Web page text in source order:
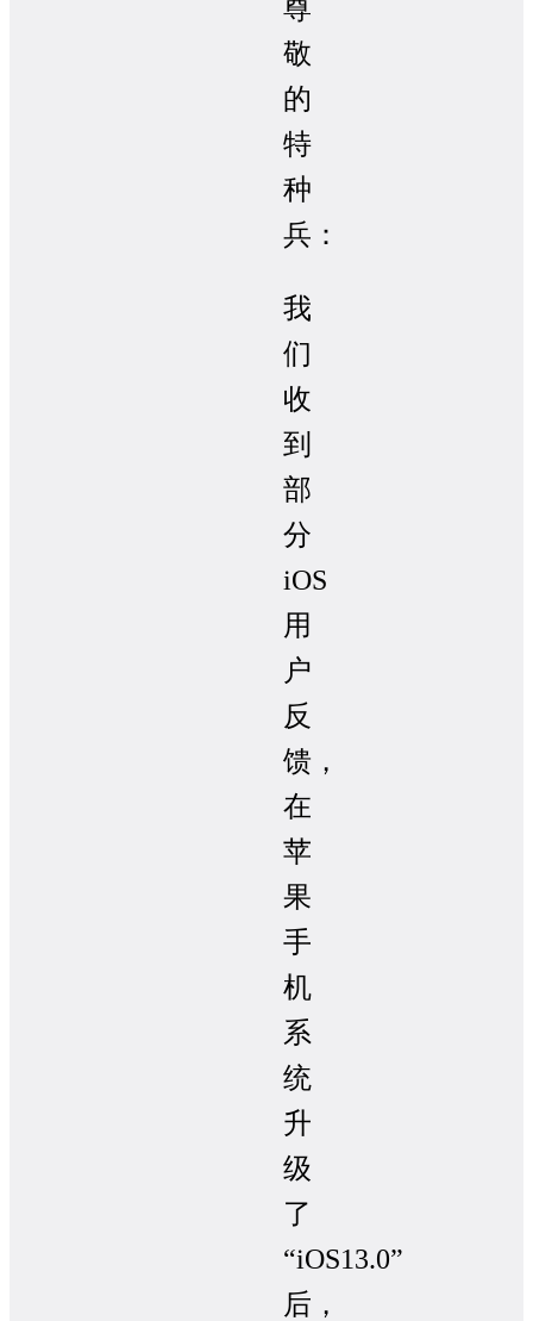
尊
敬
的
特
种
兵：
我
们
收
到
部
分
iOS
用
户
反
馈，
在
苹
果
手
机
系
统
升
级
了
“iOS13.0”
后，